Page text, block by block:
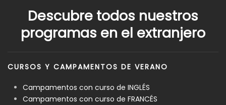
Descubre todos nuestros
programas en el extranjero
CURSOS Y CAMPAMENTOS DE VERANO
Campamentos con curso de INGLÉS
Campamentos con curso de FRANCÉS